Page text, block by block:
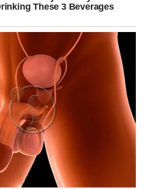
kroz emocije
trenuci.
emotivan period.
mogla bi pokazati da